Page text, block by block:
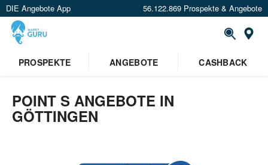
DIE Angebote App 56.122.869 Prospekte & Angebote
PROSPEKTE
ANGEBOTE CASHBACK
POINT S ANGEBOTE IN
GÖTTINGEN